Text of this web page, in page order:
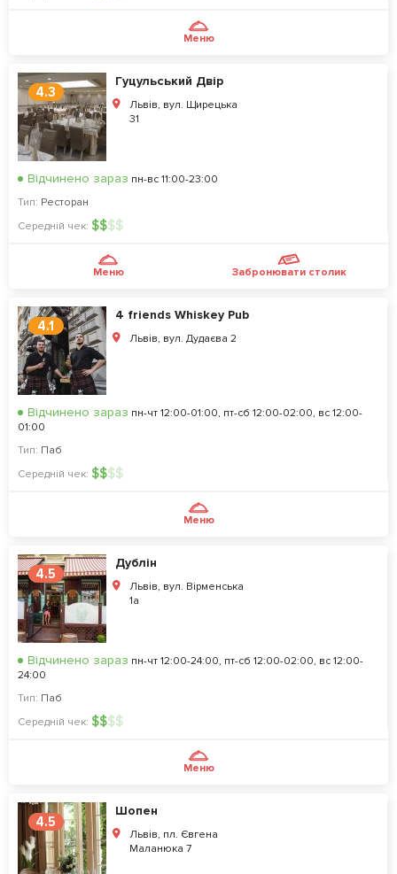
Меню
4.3
Гуцульський Двір
Львів, вул. Щирецька
31
Відчинено зараз пн-вс 11:00-23:00
Тип: Ресторан
Середній чек: $$$$
Меню Забронювати столик
4.1
4 friends Whiskey Pub
Львів, вул. Дудаєва 2
Відчинено зараз пн-чт 12:00-01:00, пт-сб 12:00-02:00, вс 12:00-
01:00
Тип: Паб
Середній чек: $$$$
Меню
4.5
Дублін
Львів, вул. Вірменська
1а
Відчинено зараз пн-чт 12:00-24:00, пт-сб 12:00-02:00, вс 12:00-
24:00
Тип: Паб
Середній чек: $$$$
Меню
4.5
Шопен
Львів, пл. Євгена
Маланюка 7